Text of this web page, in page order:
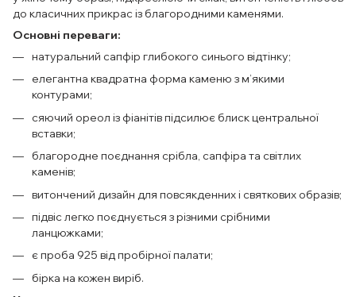
до класичних прикрас із благородними каменями.
Основні переваги:
натуральний сапфір глибокого синього відтінку;
елегантна квадратна форма каменю з м’якими
контурами;
сяючий ореол із фіанітів підсилює блиск центральної
вставки;
благородне поєднання срібла, сапфіра та світлих
каменів;
витончений дизайн для повсякденних і святкових образів;
підвіс легко поєднується з різними срібними
ланцюжками;
є проба 925 від пробірної палати;
бірка на кожен виріб.